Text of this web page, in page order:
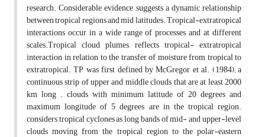
research. Considerable evidence suggests a dynamic relationship
between tropical regions and mid latitudes. Tropical-extratropical
interactions occur in a wide range of processes and at different
scales.Tropical cloud plumes, reflects tropical- extratropical
interaction in relation to the transfer of moisture from tropical to
extratropical. TP was first defined by McGregor et al. (1984); a
continuous strip of upper and middle clouds that are at least 2000
km long . clouds with minimum latitude of 20 degrees and
maximum longitude of 5 degrees are in the tropical region.
considers tropical cyclones as long bands of mid- and upper-level
clouds moving from the tropical region to the polar-eastern